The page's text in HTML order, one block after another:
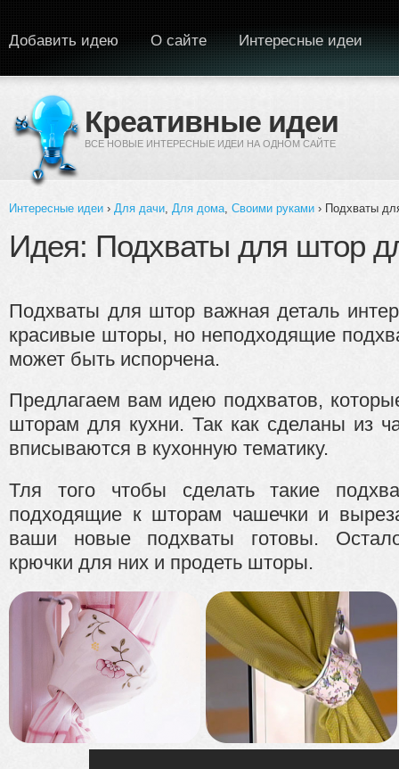
Креативные идеи
ВСЕ НОВЫЕ ИНТЕРЕСНЫЕ ИДЕИ НА ОДНОМ САЙТЕ
Добавить идею О сайте Интересные идеи
Вы здесь
Интересные идеи › Для дачи, Для дома, Своими руками › Подхваты
Идея: Подхваты для штор
Подхваты для штор важная деталь
красивые шторы, но неподходящие
может быть испорчена.
Предлагаем вам идею подхватов,
шторам для кухни. Так как сделаны из
вписываются в кухонную тематику.
Тля того чтобы сделать такие
подходящие к шторам чашечки и
ваши новые подхваты готовы.
крючки для них и продеть шторы.